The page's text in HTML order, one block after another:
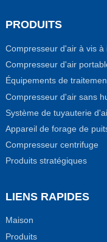
PRODUITS
Compresseur d'air à vis à
Compresseur d'air
Équipements de
Compresseur d'air sans
Système de tuyauterie
Appareil de forage de
Compresseur centrifuge
Produits stratégiques
LIENS RAPIDES
Maison
Produits